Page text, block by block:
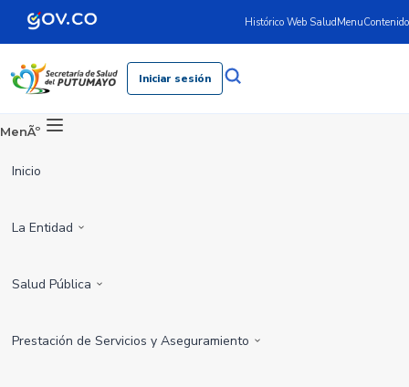
Histórico Web SaludMenuContenido
Iniciar sesión
MenÃº
Inicio
La Entidad
Salud Pública
Prestación de Servicios y Aseguramiento